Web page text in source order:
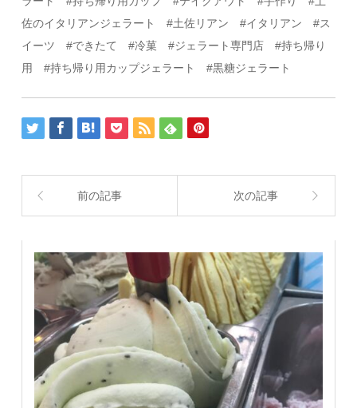
佐のイタリアンジェラート#土佐リアン#イタリアン#ス
イーツ
#できたて#冷菓#ジェラート専門店 #持ち帰り
用 #持ち帰り用カップジェラート #黒糖ジェラート
前の記事 次の記事